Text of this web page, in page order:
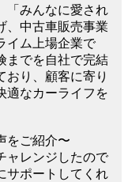
「みんなに愛され
、中古車販売事業
イム上場企業で
までを自社で完結
おり、顧客に寄り
適なカーライフを
をご紹介〜
ャレンジしたので
サポートしてくれ